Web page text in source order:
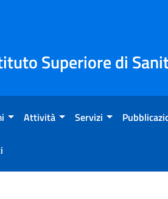
Superiore di
Attività Servizi